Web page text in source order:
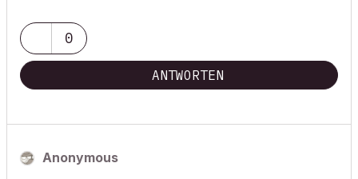
http://www.conmes.de
0
ANTWORTEN
Anonymous